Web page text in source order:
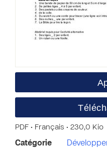
PDF • Français • 230,0 Kio
Catégorie